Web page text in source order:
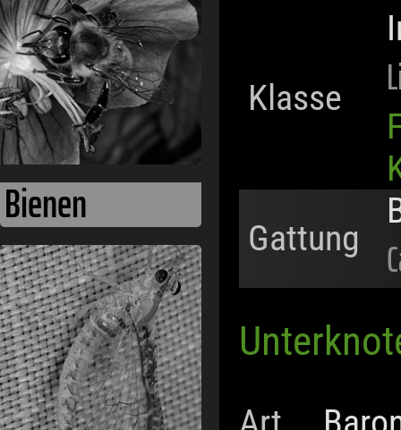
Bienen
Klasse
Gattung